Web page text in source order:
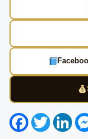
FacebookTwitter